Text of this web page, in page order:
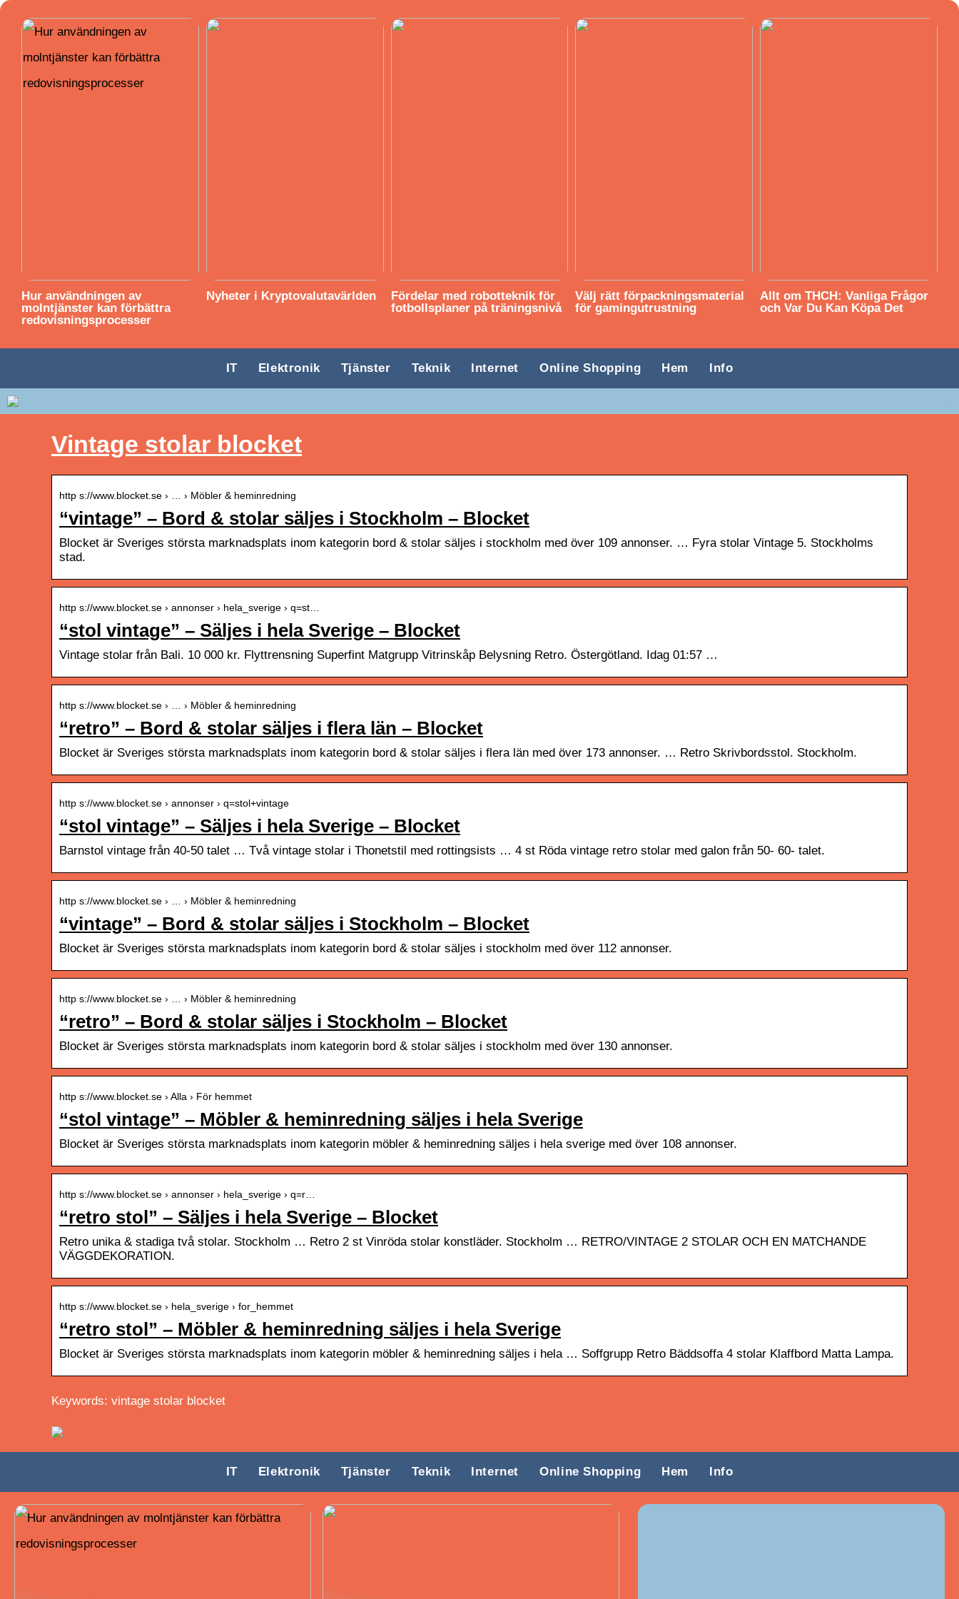
Hur användningen av
molntjänster kan förbättra
redovisningsprocesser
Nyheter i Kryptovalutavärlden
Fördelar med robotteknik för
fotbollsplaner på träningsnivå
Välj rätt förpackningsmaterial
för gamingutrustning
Allt om THCH: Vanliga Frågor
och Var Du Kan Köpa Det
IT Elektronik Tjänster Teknik Internet Online Shopping Hem Info
Vintage stolar blocket
http s://www.blocket.se › … › Möbler & heminredning
“vintage” – Bord & stolar säljes i Stockholm – Blocket
Blocket är Sveriges största marknadsplats inom kategorin bord & stolar säljes i stockholm med över 109 annonser. … Fyra stolar Vintage 5. Stockholms
stad.
http s://www.blocket.se › annonser › hela_sverige › q=st…
“stol vintage” – Säljes i hela Sverige – Blocket
Vintage stolar från Bali. 10 000 kr. Flyttrensning Superfint Matgrupp Vitrinskåp Belysning Retro. Östergötland. Idag 01:57 …
http s://www.blocket.se › … › Möbler & heminredning
“retro” – Bord & stolar säljes i flera län – Blocket
Blocket är Sveriges största marknadsplats inom kategorin bord & stolar säljes i flera län med över 173 annonser. … Retro Skrivbordsstol. Stockholm.
http s://www.blocket.se › annonser › q=stol+vintage
“stol vintage” – Säljes i hela Sverige – Blocket
Barnstol vintage från 40-50 talet … Två vintage stolar i Thonetstil med rottingsists … 4 st Röda vintage retro stolar med galon från 50- 60- talet.
http s://www.blocket.se › … › Möbler & heminredning
“vintage” – Bord & stolar säljes i Stockholm – Blocket
Blocket är Sveriges största marknadsplats inom kategorin bord & stolar säljes i stockholm med över 112 annonser.
http s://www.blocket.se › … › Möbler & heminredning
“retro” – Bord & stolar säljes i Stockholm – Blocket
Blocket är Sveriges största marknadsplats inom kategorin bord & stolar säljes i stockholm med över 130 annonser.
http s://www.blocket.se › Alla › För hemmet
“stol vintage” – Möbler & heminredning säljes i hela Sverige
Blocket är Sveriges största marknadsplats inom kategorin möbler & heminredning säljes i hela sverige med över 108 annonser.
http s://www.blocket.se › annonser › hela_sverige › q=r…
“retro stol” – Säljes i hela Sverige – Blocket
Retro unika & stadiga två stolar. Stockholm … Retro 2 st Vinröda stolar konstläder. Stockholm … RETRO/VINTAGE 2 STOLAR OCH EN MATCHANDE
VÄGGDEKORATION.
http s://www.blocket.se › hela_sverige › for_hemmet
“retro stol” – Möbler & heminredning säljes i hela Sverige
Blocket är Sveriges största marknadsplats inom kategorin möbler & heminredning säljes i hela … Soffgrupp Retro Bäddsoffa 4 stolar Klaffbord Matta Lampa.
Keywords: vintage stolar blocket
IT Elektronik Tjänster Teknik Internet Online Shopping Hem Info